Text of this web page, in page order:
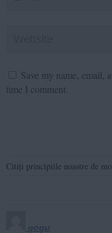
Save my name, email,
time I comment.
Citiți principiile noastre de
gogu